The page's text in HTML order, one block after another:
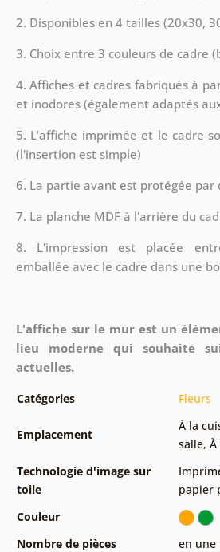
2. Disponibles en 4 tailles (20x30,
3. Choix entre 3 couleurs de cadre
4. Affiches et cadres fabriqués à
et inodores (également adaptés
5. L’affiche imprimée et le cadre
(l'insertion est simple)
6. La partie avant est protégée par
7. La planche MDF à l'arrière du
8. L'impression est placée
emballée avec le cadre dans une
L'affiche sur le mur est un
lieu moderne qui souhaite
actuelles.
Catégories Fleurs
Emplacement
À la
salle,
Technologie d'image sur
toile
papier
Couleur
Nombre de pièces
en une